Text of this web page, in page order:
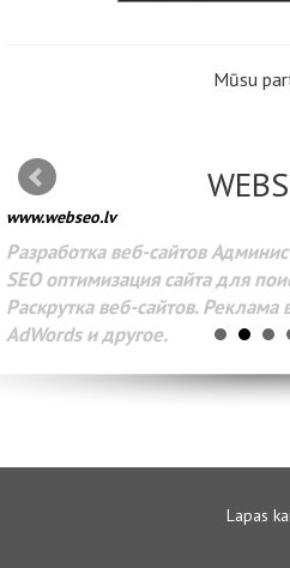
Mūsu
www.webseo.lv
Разработка веб-сайтов
SEO оптимизация сайта для
Раскрутка веб-сайтов. Реклама
AdWords и другое.
Lapas